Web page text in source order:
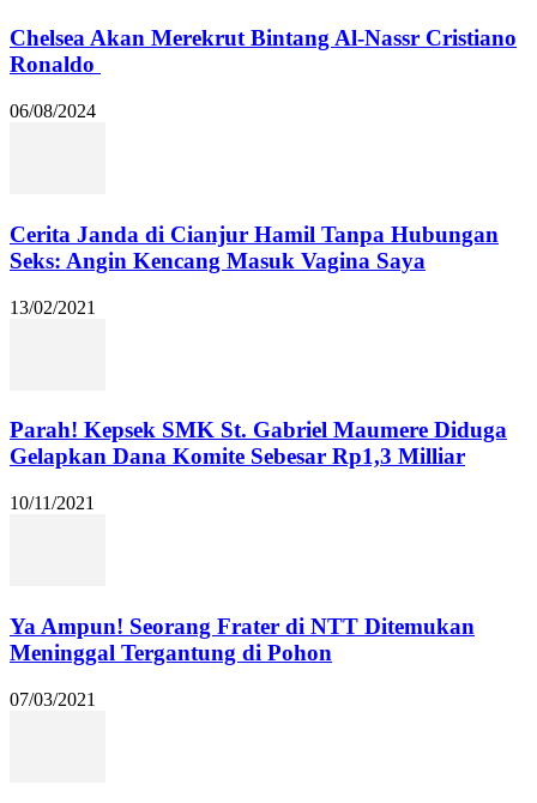
Chelsea Akan Merekrut Bintang Al-Nassr Cristiano
Ronaldo
06/08/2024
Cerita Janda di Cianjur Hamil Tanpa Hubungan
Seks: Angin Kencang Masuk Vagina Saya
13/02/2021
Parah! Kepsek SMK St. Gabriel Maumere Diduga
Gelapkan Dana Komite Sebesar Rp1,3 Milliar
10/11/2021
Ya Ampun! Seorang Frater di NTT Ditemukan
Meninggal Tergantung di Pohon
07/03/2021